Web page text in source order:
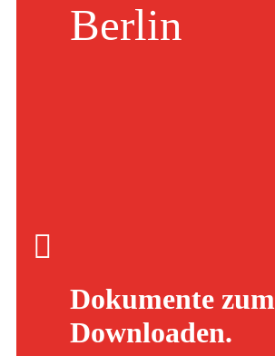
Berlin
Dokumente zum
Downloaden.